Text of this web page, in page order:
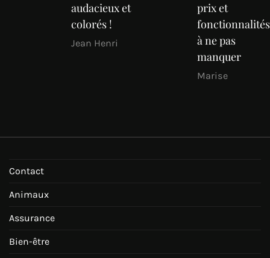
audacieux et
colorés !
Jean Henri
prix et
fonctionnalités
à ne pas
manquer
Marise
Contact
Animaux
Assurance
Bien-être